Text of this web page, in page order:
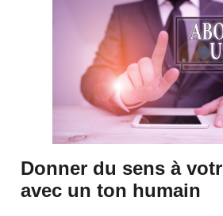
Donner du sens à
avec un ton humain